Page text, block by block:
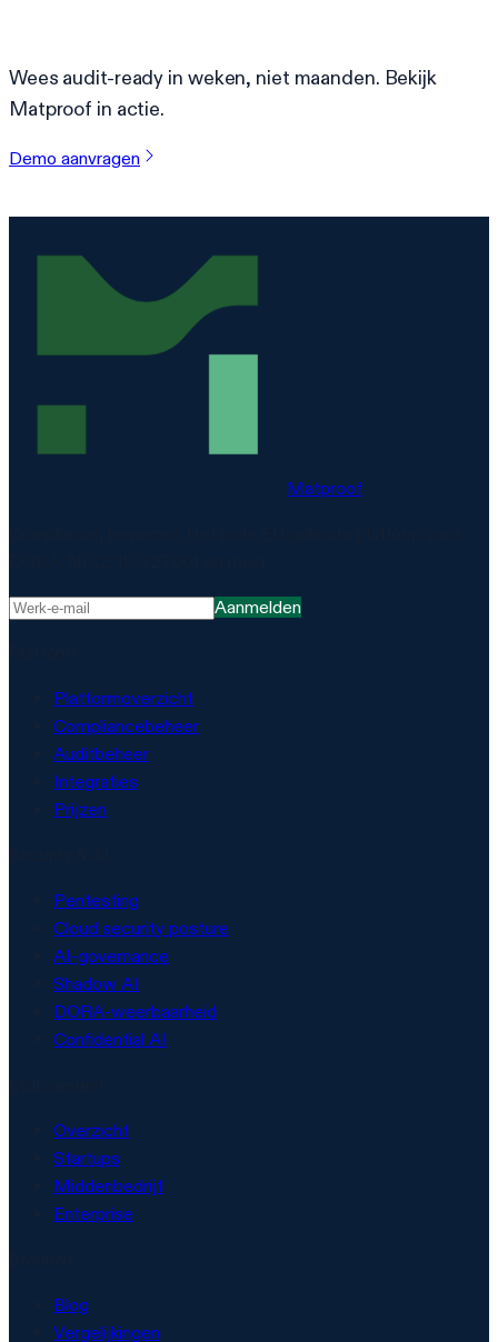
Wees audit-ready in weken, niet maanden. Bekijk
Matproof in actie.
Demo aanvragen
Matproof
Aanmelden
Platformoverzicht
Compliancebeheer
Auditbeheer
Integraties
Prijzen
Pentesting
Cloud security posture
AI-governance
Shadow AI
DORA-weerbaarheid
Confidential AI
Overzicht
Startups
Middenbedrijf
Enterprise
Blog
Vergelijkingen